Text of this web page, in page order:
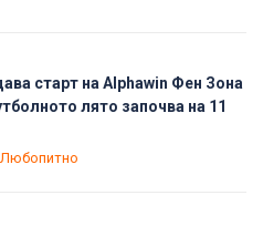
старт на Alphawin Фен Зона
лято започва на 11
Любопитно